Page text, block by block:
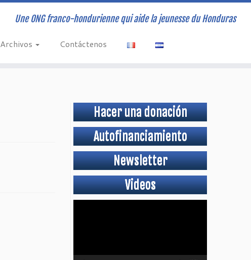
Une ONG franco-hondurienne qui aide la jeunesse du Honduras
Archivos Contáctenos
Hacer una donación
Autofinanciamiento
Newsletter
Videos